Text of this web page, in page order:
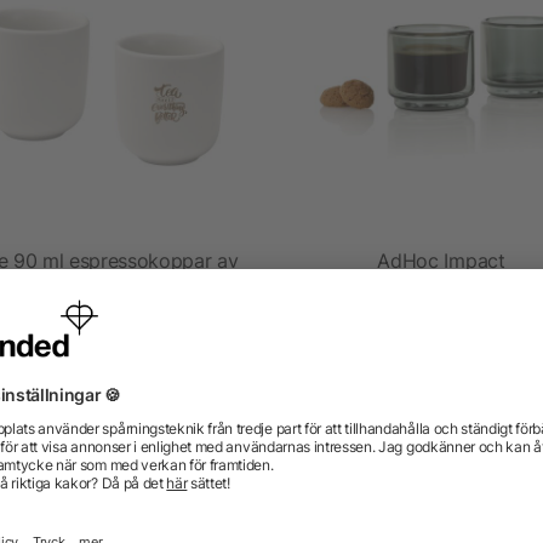
90 ml espressokoppar av
från 44,84 kr
AdHoc Impact
från 114,09 kr